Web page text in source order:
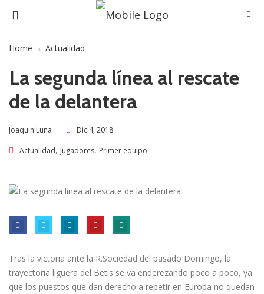
Home Actualidad
La segunda lí­nea al rescate
de la delantera
Joaquin Luna Dic 4, 2018
Actualidad, Jugadores, Primer equipo
Tras la victoria ante la R.Sociedad del pasado Domingo, la
trayectoria liguera del Betis se va enderezando poco a poco, ya
que los puestos que dan derecho a repetir en Europa no quedan